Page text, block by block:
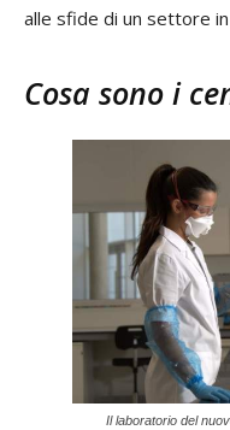
alle sfide di un settore
Cosa sono i
Il laboratorio del